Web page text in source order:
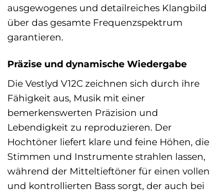
ausgewogenes und detailreiches Klangbild
über das gesamte Frequenzspektrum
garantieren.
Präzise und dynamische Wiedergabe
Die Vestlyd V12C zeichnen sich durch ihre
Fähigkeit aus, Musik mit einer
bemerkenswerten Präzision und
Lebendigkeit zu reproduzieren. Der
Hochtöner liefert klare und feine Höhen, die
Stimmen und Instrumente strahlen lassen,
während der Mitteltieftöner für einen vollen
und kontrollierten Bass sorgt, der auch bei